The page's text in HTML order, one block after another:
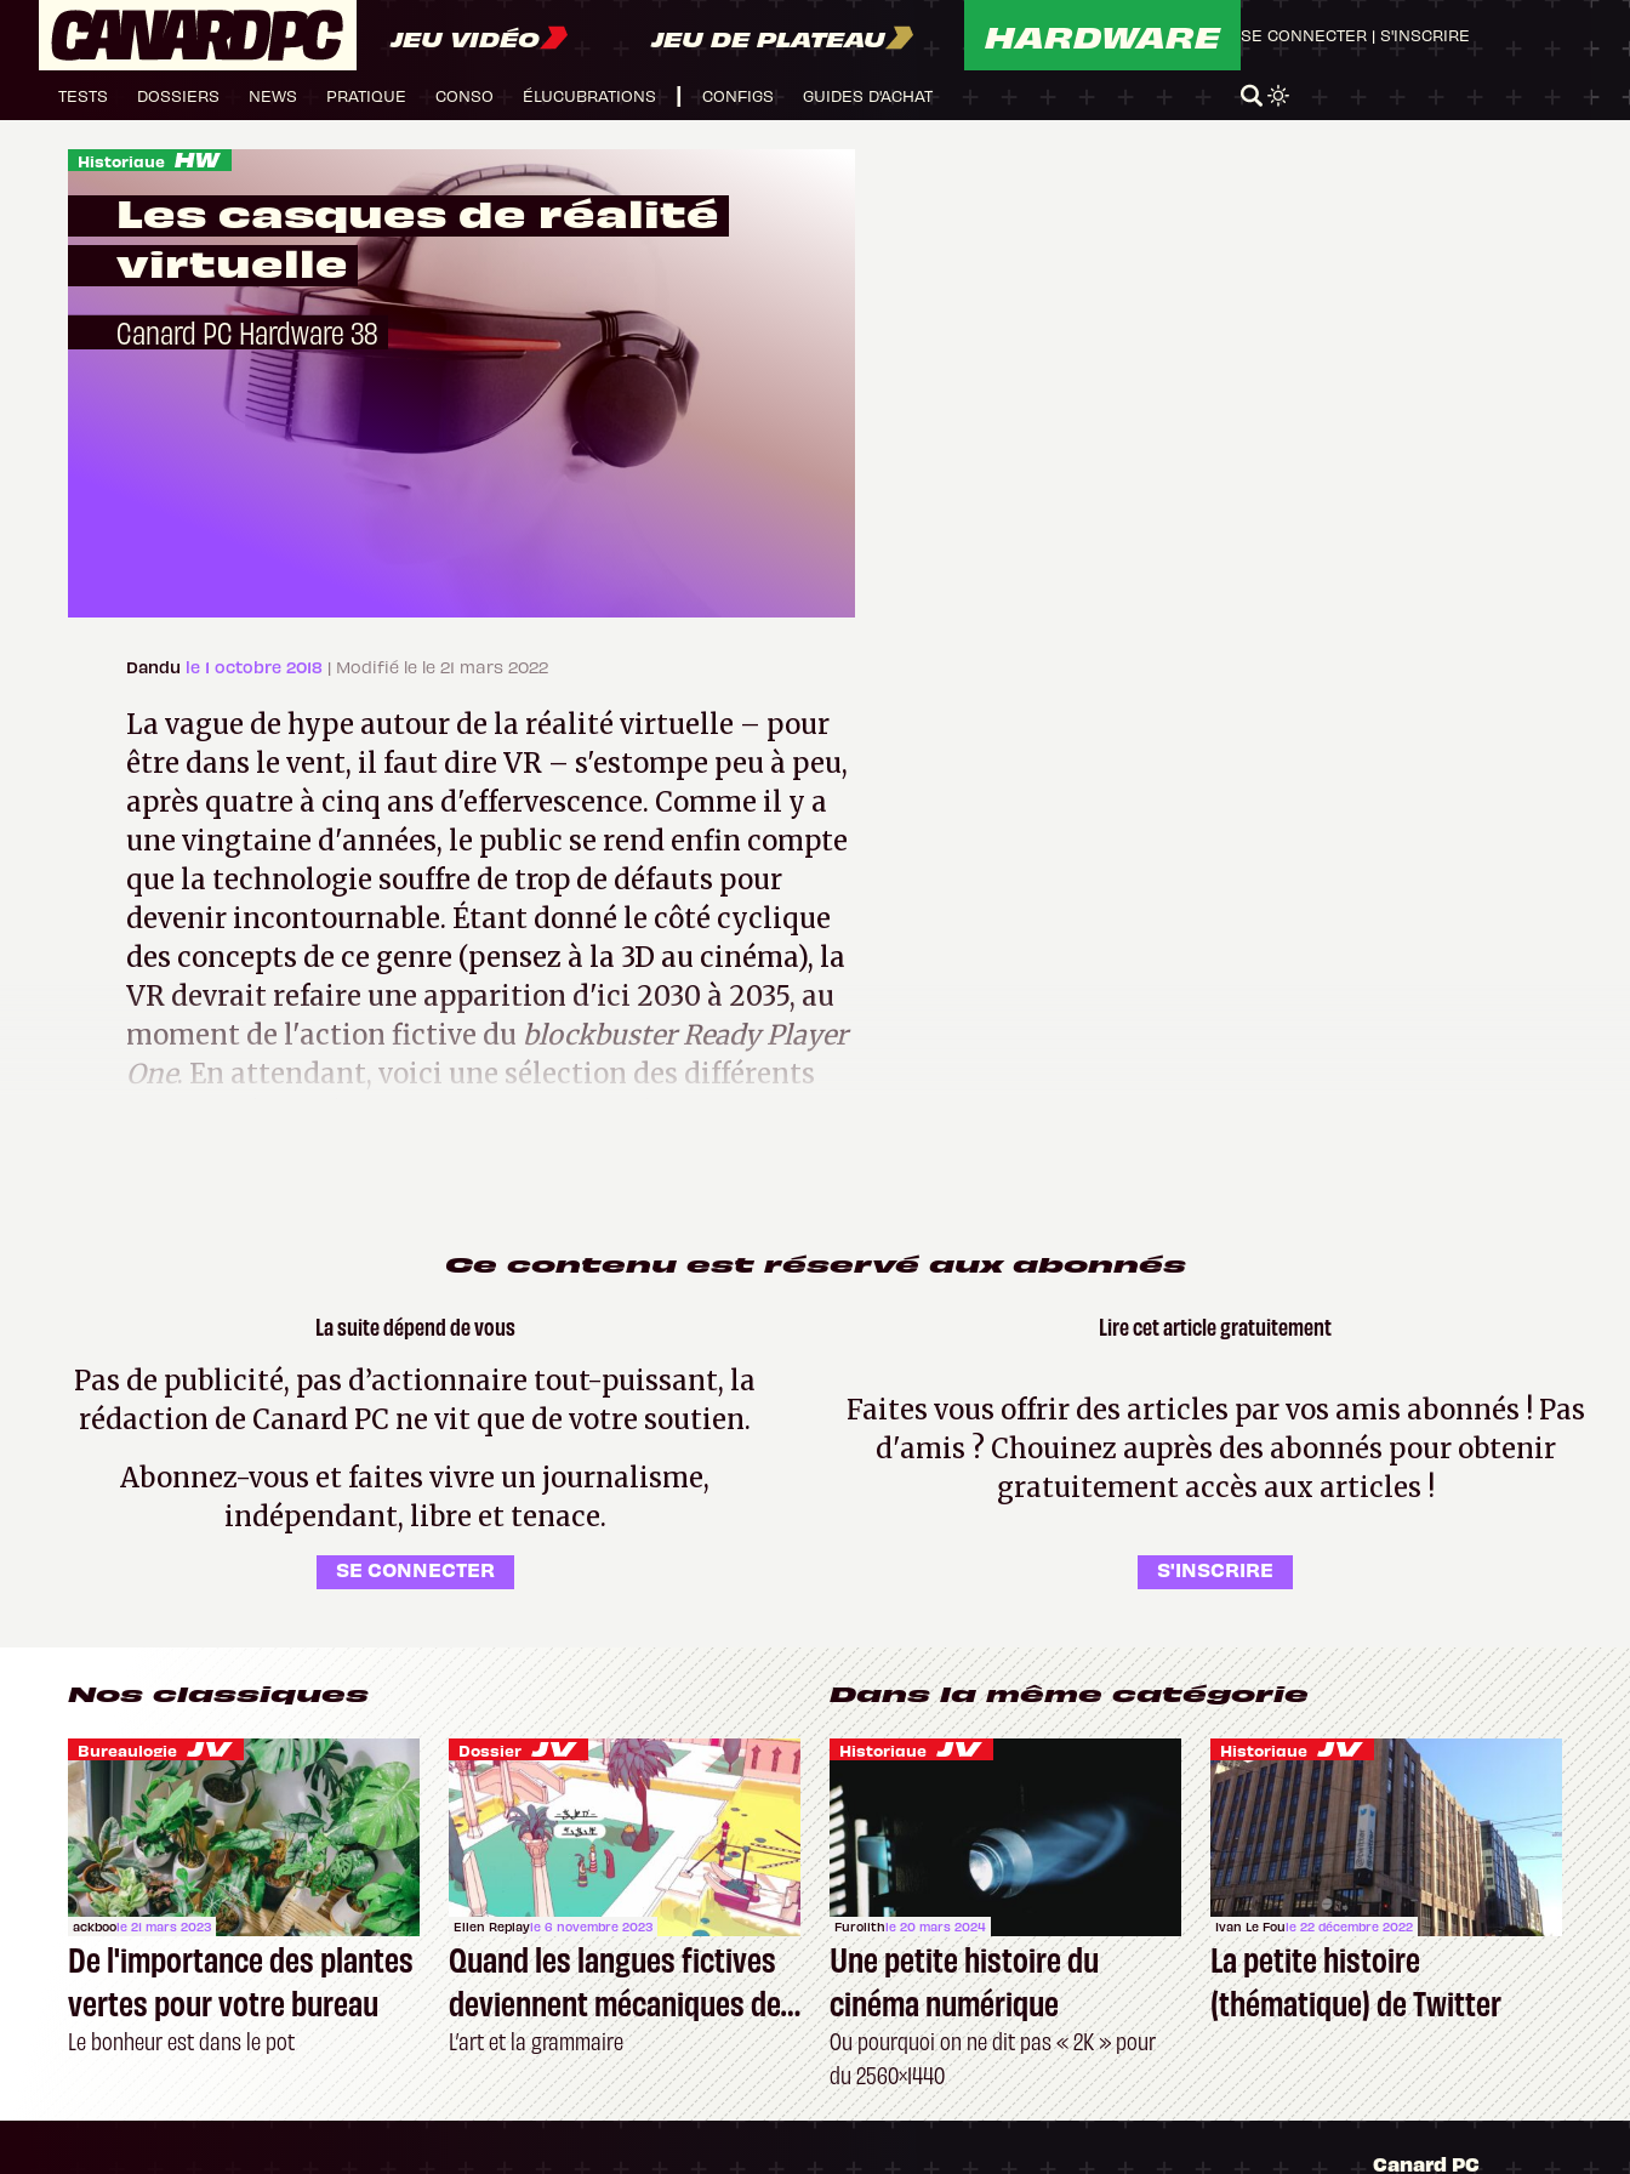
JEU VIDÉO JEU DE PLATEAU HARDWARE
TESTS DOSSIERS NEWS PRATIQUE CONSO ÉLUCUBRATIONS CONFIGS GUIDES D'ACHAT
SE CONNECTER | S'INSCRIRE
Historique
Les casques de réalité
virtuelle
Canard PC Hardware 38
Dandu le 1 octobre 2018 | Modifié le le 21 mars 2022
La vague de hype autour de la réalité virtuelle – pour
être dans le vent, il faut dire VR – s'estompe peu à peu,
après quatre à cinq ans d'effervescence. Comme il y a
une vingtaine d'années, le public se rend enfin compte
que la technologie souffre de trop de défauts pour
devenir incontournable. Étant donné le côté cyclique
des concepts de ce genre (pensez à la 3D au cinéma), la
VR devrait refaire une apparition d'ici 2030 à 2035, au
moment de l'action fictive du blockbuster Ready Player
One. En attendant, voici une sélection des différents
Ce contenu est réservé aux abonnés
La suite dépend de vous
Pas de publicité, pas d’actionnaire tout-puissant, la
rédaction de Canard PC ne vit que de votre soutien.
Abonnez-vous et faites vivre un journalisme,
indépendant, libre et tenace.
SE CONNECTER
Lire cet article gratuitement
Faites vous offrir des articles par vos amis abonnés ! Pas
d'amis ? Chouinez auprès des abonnés pour obtenir
gratuitement accès aux articles !
S'INSCRIRE
Nos classiques
Bureaulogie
ackboole 21 mars 2023
De l'importance des plantes
vertes pour votre bureau
Le bonheur est dans le pot
Dossier
Ellen Replayle 6 novembre 2023
Quand les langues fictives
deviennent mécaniques de
jeu
L’art et la grammaire
Dans la même catégorie
Historique
Furolithle 20 mars 2024
Une petite histoire du
cinéma numérique
Ou pourquoi on ne dit pas « 2K » pour
du 2560×1440
Historique
Ivan Le Foule 22 décembre 2022
La petite histoire
(thématique) de Twitter
Canard PC